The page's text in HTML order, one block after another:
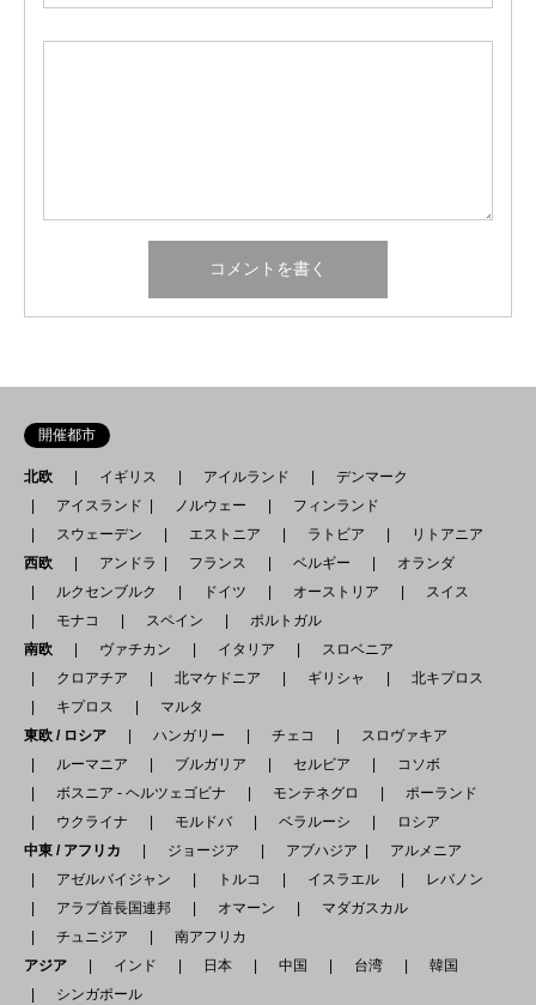
開催都市
北欧 イギリス アイルランド
デンマーク
アイスランド
ノルウェー
フィンランド
スウェーデン
エストニア ラトビア
リトアニア
西欧
アンドラ フランス ベルギー
オランダ
ルクセンブルク
ドイツ オーストリア
スイス
モナコ
スペイン
ポルトガル
南欧
ヴァチカン イタリア
スロベニア
クロアチア
北マケドニア ギリシャ
北キプロス
キプロス
マルタ
東欧 / ロシア
ハンガリー チェコ
スロヴァキア
ルーマニア
ブルガリア セルビア
コソボ
ボスニア - ヘルツェゴビナ
モンテネグロ
ポーランド
ウクライナ
モルドバ ベラルーシ
ロシア
中東 / アフリカ
ジョージア アブハジア
アルメニア
アゼルバイジャン
トルコ イスラエル
レバノン
アラブ首長国連邦
オマーン
マダガスカル
チュニジア
南アフリカ
アジア
インド 日本 中国 台湾
韓国
シンガポール